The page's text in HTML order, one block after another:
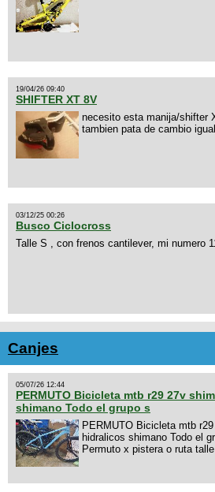
19/04/26 09:40
SHIFTER XT 8V
necesito esta manija/shifter
tambien pata de cambio
03/12/25 00:26
Busco Ciclocross
Talle S , con frenos cantilever, mi numero
Canjes
05/07/26 12:44
PERMUTO Bicicleta mtb r29 27v
shimano Todo el grupo s
PERMUTO Bicicleta mtb
hidralicos shimano Todo el
Permuto x pistera o ruta